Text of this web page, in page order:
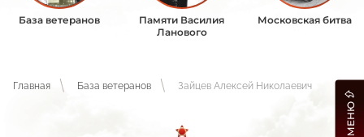
База ветеранов
Памяти Василия
Ланового
Московская битва
Главная База ветеранов Зайцев Алексей Николаевич
МЕНЮ